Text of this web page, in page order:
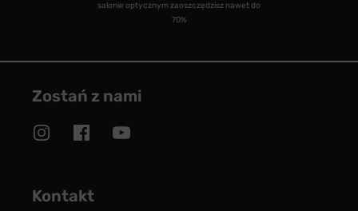
salonie optycznym zaoszczędzisz nawet do
70%
Zostań z nami
Kontakt